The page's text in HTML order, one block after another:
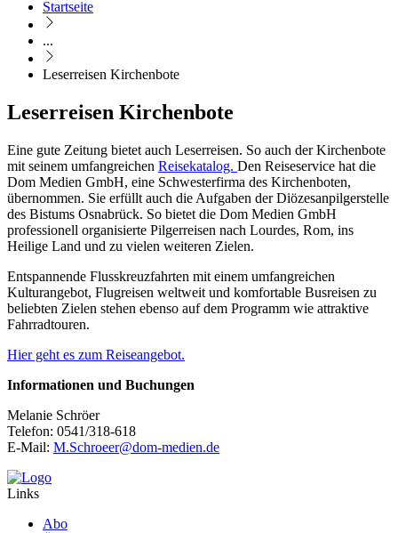
Startseite
...
Leserreisen Kirchenbote
Leserreisen Kirchenbote
Eine gute Zeitung bietet auch Leserreisen. So auch der Kirchenbote
mit seinem umfangreichen Reisekatalog. Den Reiseservice hat die
Dom Medien GmbH, eine Schwesterfirma des Kirchenboten,
übernommen. Sie erfüllt auch die Aufgaben der Diözesanpilgerstelle
des Bistums Osnabrück. So bietet die Dom Medien GmbH
professionell organisierte Pilgerreisen nach Lourdes, Rom, ins
Heilige Land und zu vielen weiteren Zielen.
Entspannende Flusskreuzfahrten mit einem umfangreichen
Kulturangebot, Flugreisen weltweit und komfortable Busreisen zu
beliebten Zielen stehen ebenso auf dem Programm wie attraktive
Fahrradtouren.
Hier geht es zum Reiseangebot.
Informationen und Buchungen
Melanie Schröer
Telefon: 0541/318-618
E-Mail: M.Schroeer@dom-medien.de
Links
Abo